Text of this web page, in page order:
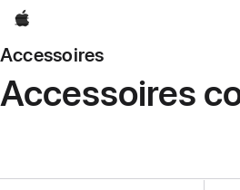
Apple
Accessoires
Accessoires